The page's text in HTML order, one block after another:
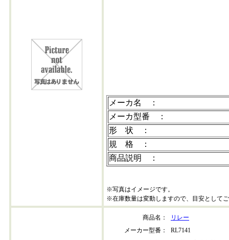
メーカ名 ：
メーカ型番 ：
形 状 ：
規 格 ：
商品説明 ：
※写真はイメージです。
※在庫数量は変動しますので、目安として
商品名：
リレー
メーカー型番：
RL7141